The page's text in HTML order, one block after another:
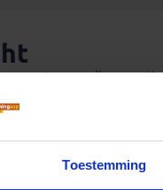
Toestemming
sommige gevallen met
op alle teksten,
van de geboden
de inhoud van de
Koning Aap, over te
of openbaar te maken.
Aap - Amsterdam